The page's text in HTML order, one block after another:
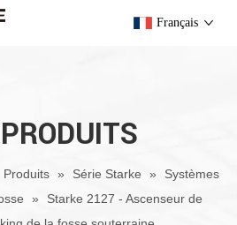
Français
Produits » Série Starke »
Systèmes
»
Starke 2127 - Ascenseur de